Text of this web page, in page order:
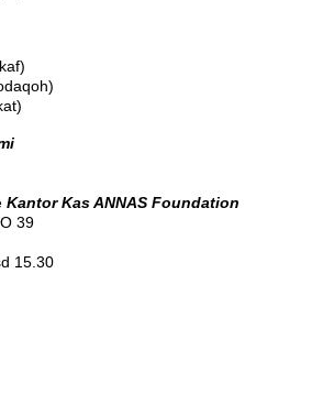
Kantor Kas ANNAS Foundation
39
15.30